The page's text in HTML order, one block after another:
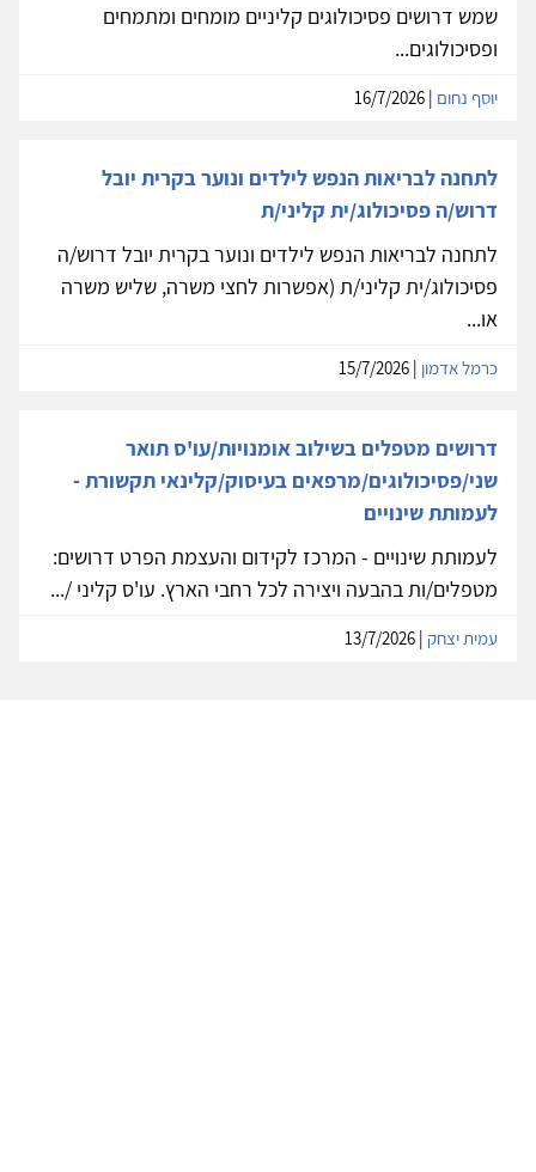
שמש דרושים פסיכולוגים קליניים מומחים ומתמחים
ופסיכולוגים...
יוסף נחום
לתחנה לבריאות הנפש לילדים ונוער בקרית יובל
דרוש/ה פסיכולוג/ית קליני/ת
לתחנה לבריאות הנפש לילדים ונוער בקרית יובל דרוש/ה
פסיכולוג/ית קליני/ת (אפשרות לחצי משרה, שליש משרה
או...
כרמל אדמון
דרושים מטפלים בשילוב אומנויות/עו'ס תואר
שני/פסיכולוגים/מרפאים בעיסוק/קלינאי תקשורת -
לעמותת שינויים
לעמותת שינויים - המרכז לקידום והעצמת הפרט דרושים:
מטפלים/ות בהבעה ויצירה לכל רחבי הארץ. עו'ס קליני /...
עמית יצחק